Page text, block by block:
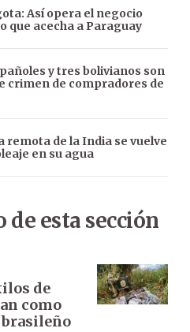
Así opera el negocio
que acecha a Paraguay
y tres bolivianos son
crimen de compradores de
remota de la India se vuelve
en su agua
esta sección
de
como